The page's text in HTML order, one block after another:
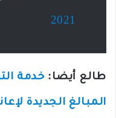
2021
طالع أيضا:خدمة
المبالغ الجديدة